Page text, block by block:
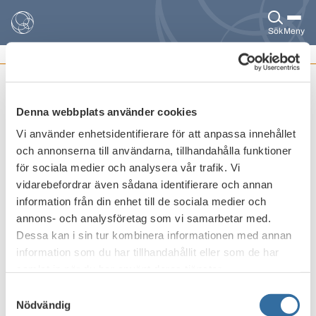
Denna webbplats använder cookies
Vi använder enhetsidentifierare för att anpassa innehållet
och annonserna till användarna, tillhandahålla funktioner
för sociala medier och analysera vår trafik. Vi
vidarebefordrar även sådana identifierare och annan
information från din enhet till de sociala medier och
annons- och analysföretag som vi samarbetar med.
Dessa kan i sin tur kombinera informationen med annan
information som du har tillhandahållit eller som de har
Nödvändig
SökMeny
reglerna genomförs i EU, få stora konsekvenser för svenska
banker och därmed för svenska hushåll och företag som
lånar pengar. Kapitalkrav som bygger på globalt fastställda
schabloner istället för på bankernas egen kunskap och
information om sina kunder är särskilt negativa för svenska
banker. Effekten blir högre räntor, främst för kunder med låg
risk.
Bankföreningens policy om Basel 4